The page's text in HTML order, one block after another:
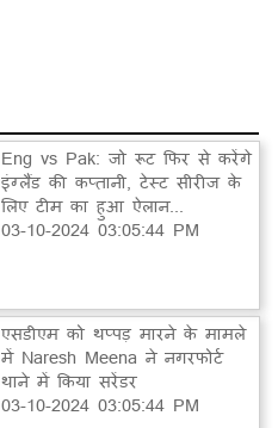
Eng vs Pak: जो रूट फिर से करेंगे
इंग्लैंड की कप्तानी, टेस्ट सीरीज के
लिए टीम का हुआ ऐलान...
03-10-2024 03:05:44 PM
एसडीएम को थप्पड़ मारने के मामले
में Naresh Meena ने नगरफोर्ट
थाने में किया सरेंडर
03-10-2024 03:05:44 PM